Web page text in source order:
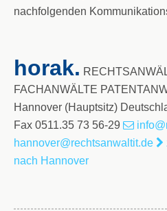
nachfolgenden
horak.
FACHANWÄLTE
Hannover (Hauptsitz)
Fax 0511.35 73 56-29
hannover@rechtsanwaltit.de
nach Hannover